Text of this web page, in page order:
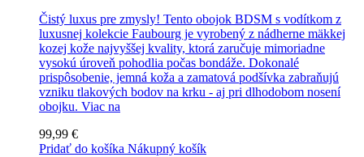
Čistý luxus pre zmysly! Tento obojok BDSM s vodítkom z
luxusnej kolekcie Faubourg je vyrobený z nádherne mäkkej
kozej kože najvyššej kvality, ktorá zaručuje mimoriadne
vysokú úroveň pohodlia počas bondáže. Dokonalé
prispôsobenie, jemná koža a zamatová podšívka zabraňujú
vzniku tlakových bodov na krku - aj pri dlhodobom nosení
obojku. Viac na
99,99 €
Pridať do košíka Nákupný košík